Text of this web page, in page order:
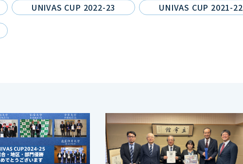
UNIVAS CUP 2022-23 UNIVAS CUP 2021-22